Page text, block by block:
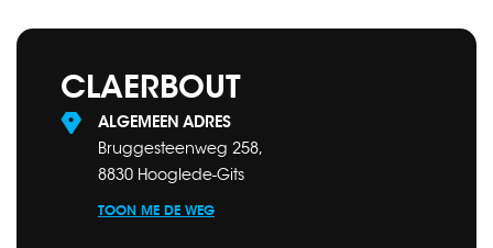
CLAERBOUT
ALGEMEEN ADRES
Bruggesteenweg 258,
8830 Hooglede-Gits
TOON ME DE WEG